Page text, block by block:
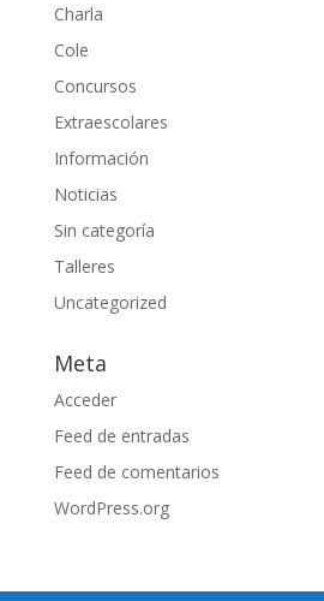
Charla
Cole
Concursos
Extraescolares
Información
Noticias
Sin categoría
Talleres
Uncategorized
Meta
Acceder
Feed de entradas
Feed de comentarios
WordPress.org